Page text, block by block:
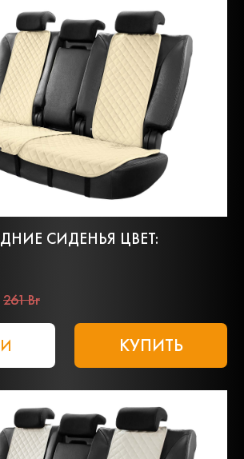
СИДЕНЬЯ ЦВЕТ:
261 Br
КУПИТЬ